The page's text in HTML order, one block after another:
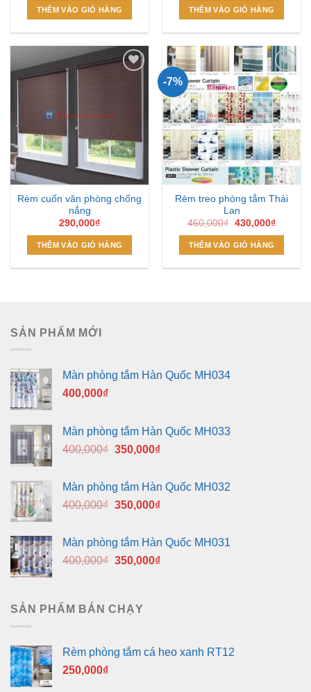
THÊM VÀO GIỎ HÀNG THÊM VÀO GIỎ HÀNG
Wishlist
Rèm cuốn văn phòng chống
nắng
290,000₫
THÊM VÀO GIỎ HÀNG
-7%
Add to
Wishlist
Rèm treo phòng tắm Thái
Lan
460,000₫ Giá
là:
460,000₫.
430,000₫Giá
THÊM VÀO GIỎ HÀNG
SẢN PHẨM MỚI
Màn phòng tắm Hàn Quốc MH034
400,000₫
Màn phòng tắm Hàn Quốc MH033
400,000₫ Giá
400,000₫.
350,000₫Giá
là:
350,000₫.
Màn phòng tắm Hàn Quốc MH032
400,000₫ Giá
400,000₫.
350,000₫Giá
là:
350,000₫.
Màn phòng tắm Hàn Quốc MH031
400,000₫ Giá
400,000₫.
350,000₫Giá
SẢN PHẨM BÁN CHẠY
Rèm phòng tắm cá heo xanh RT12
250,000₫